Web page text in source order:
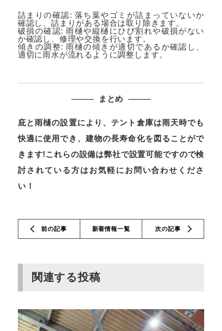
詰まりの確認: 落ち葉やゴミが詰まっていないか
確認し、詰まりがある場合は取り除きます。
破損の確認: 雨樋や縦樋にひび割れや破損がない
か確認し、修理や交換を行います。
傾きの調整: 雨樋の傾きが適切であるか確認し、
適切に雨水が流れるように調整します。
まとめ
庇と雨樋の設置により、テント倉庫は雨天時でも
快適に使用でき、建物の長寿命化を図ることがで
きます!これらの設備は弊社で設置可能ですので検
討されている方はお気軽にお問い合わせくださ
い！
前の記事 次の記事
新着情報一覧
関連する投稿